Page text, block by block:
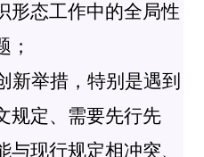
形态工作中的全局性
；
新举措，特别是遇到
规定、需要先行先
现行规定相冲突、